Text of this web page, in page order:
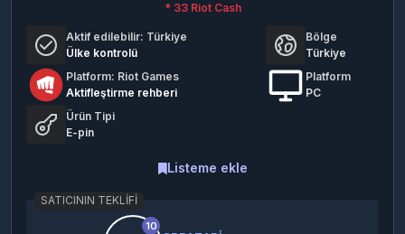
* 33 Riot Cash
Aktif edilebilir: Türkiye
Ülke kontrolü
Bölge
Türkiye
Platform: Riot Games
Aktifleştirme rehberi
Platform
PC
Ürün Tipi
E-pin
Listeme ekle
SATICININ TEKLIFI
10